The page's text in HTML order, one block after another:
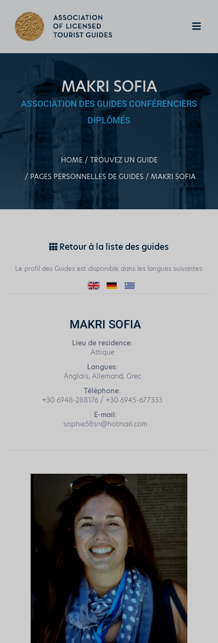
MAKRI SOFIA
ASSOCIATION DES GUIDES CONFÉRENCIERS
DIPLÔMÉS
HOME
TROUVEZ UN GUIDE
PAGES PERSONNELLES DE GUIDES
MAKRI SOFIA
Retour à la liste des guides
Le profil des Guides est disponible dans les langues suivantes:
MAKRI SOFIA
Lieu de residence:
Attique
Langues:
Anglais, Allemand, Grec
Téléphone:
+30 6948-288176 / +30 6945-677333
E-mail:
sophie58sn@hotmail.com